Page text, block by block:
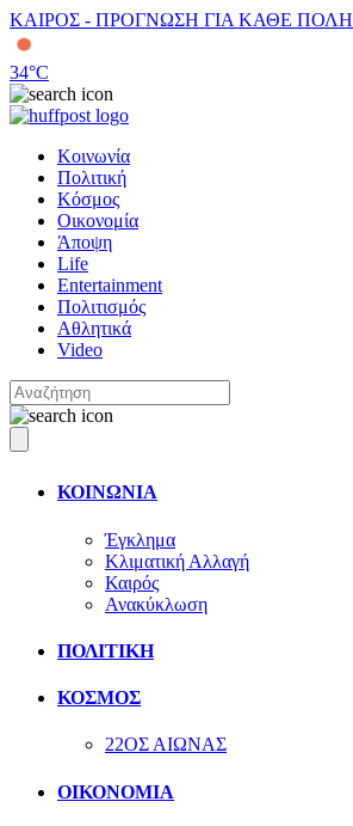
ΚΑΙΡΟΣ - ΠΡΟΓΝΩΣΗ ΓΙΑ ΚΑΘΕ ΠΟΛΗ
34°C
Κοινωνία
Πολιτική
Κόσμος
Οικονομία
Άποψη
Life
Entertainment
Πολιτισμός
Αθλητικά
Video
ΚΟΙΝΩΝΙΑ
Έγκλημα
Κλιματική Αλλαγή
Καιρός
Ανακύκλωση
ΠΟΛΙΤΙΚΗ
ΚΟΣΜΟΣ
22ΟΣ ΑΙΩΝΑΣ
ΟΙΚΟΝΟΜΙΑ